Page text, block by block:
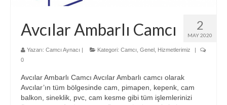
2
MAY 2020
Avcılar Ambarlı Camcı
Yazarı: Camcı Aynacı | Kategori: Camcı Genel Hizmetlerimiz
|
0
Avcılar Ambarlı Camcı Avcılar Ambarlı camcı olarak
Avcılar’ın tüm bölgesinde cam, pimapen, kepenk, cam
balkon, sineklik, pvc, cam kesme gibi tüm işlemlerinizi